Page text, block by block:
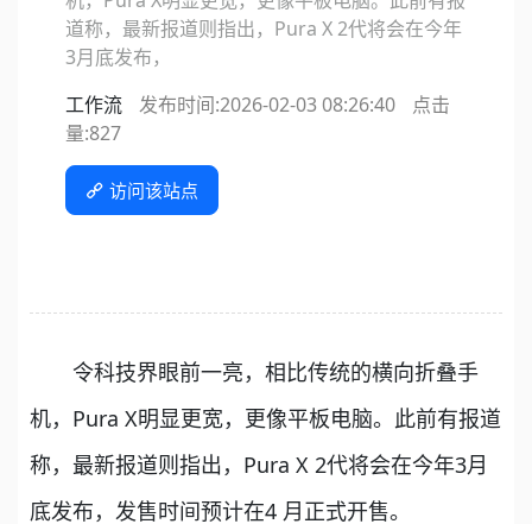
道称，最新报道则指出，Pura X 2代将会在今年
3月底发布，
工作流
发布时间:2026-02-03 08:26:40
点击
量:827
访问该站点
令科技界眼前一亮，相比传统的横向折叠手
机，Pura X明显更宽，更像平板电脑。此前有报道
称，最新报道则指出，Pura X 2代将会在今年3月
底发布，发售时间预计在4 月正式开售。